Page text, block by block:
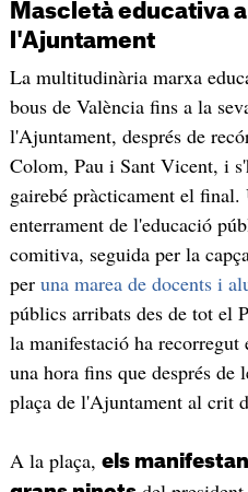
Mascletà educativa
l'Ajuntament
La multitudinària marxa
bous de València fins a la
l'Ajuntament, després de
Colom, Pau i Sant Vicent, i
gairebé pràcticament el
enterrament de l'educació
comitiva, seguida per la
per una marea de docents i
públics arribats des de tot el
la manifestació ha
una hora fins que després de
plaça de l'Ajuntament al crit
A la plaça, els